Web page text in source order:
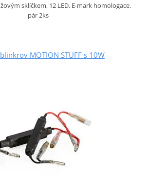
sklíčkem, 12 LED, E-mark homologace,
pár 2ks
MOTION STUFF s 10W